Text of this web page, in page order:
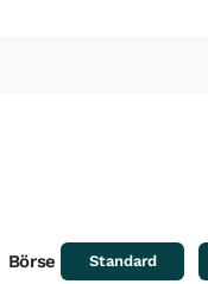
Börse Standard